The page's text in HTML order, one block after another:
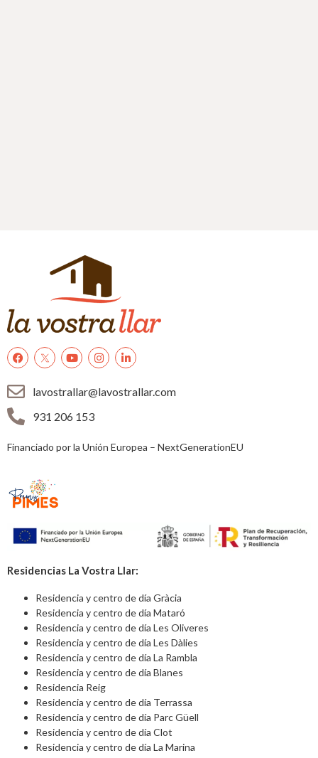
lavostrallar@lavostrallar.com
931 206 153
Financiado por la Unión Europea – NextGenerationEU
Residencias La Vostra Llar:
Residencia y centro de día Gràcia
Residencia y centro de día Mataró
Residencia y centro de día Les Oliveres
Residencia y centro de día Les Dàlies
Residencia y centro de día La Rambla
Residencia y centro de día Blanes
Residencia Reig
Residencia y centro de día Terrassa
Residencia y centro de día Parc Güell
Residencia y centro de día Clot
Residencia y centro de día La Marina